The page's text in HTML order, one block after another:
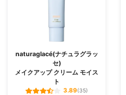
naturaglacé(ナチュラグラッ
セ)
メイクアップ クリーム モイス
ト
3.89(35)